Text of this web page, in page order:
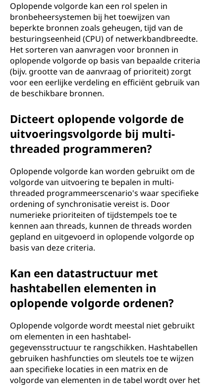
Oplopende volgorde kan een rol spelen in
bronbeheersystemen bij het toewijzen van
beperkte bronnen zoals geheugen, tijd van de
besturingseenheid (CPU) of netwerkbandbreedte.
Het sorteren van aanvragen voor bronnen in
oplopende volgorde op basis van bepaalde criteria
(bijv. grootte van de aanvraag of prioriteit) zorgt
voor een eerlijke verdeling en efficiënt gebruik van
de beschikbare bronnen.
Dicteert oplopende volgorde de
uitvoeringsvolgorde bij multi-
threaded programmeren?
Oplopende volgorde kan worden gebruikt om de
volgorde van uitvoering te bepalen in multi-
threaded programmeerscenario's waar specifieke
ordening of synchronisatie vereist is. Door
numerieke prioriteiten of tijdstempels toe te
kennen aan threads, kunnen de threads worden
gepland en uitgevoerd in oplopende volgorde op
basis van deze criteria.
Kan een datastructuur met
hashtabellen elementen in
oplopende volgorde ordenen?
Oplopende volgorde wordt meestal niet gebruikt
om elementen in een hashtabel-
gegevensstructuur te rangschikken. Hashtabellen
gebruiken hashfuncties om sleutels toe te wijzen
aan specifieke locaties in een matrix en de
volgorde van elementen in de tabel wordt over het